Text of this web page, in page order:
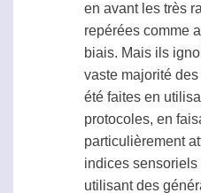
en avant les très
repérées comme
biais. Mais ils
vaste majorité
été faites en
protocoles, en
particulièrement
indices sensoriels
utilisant des